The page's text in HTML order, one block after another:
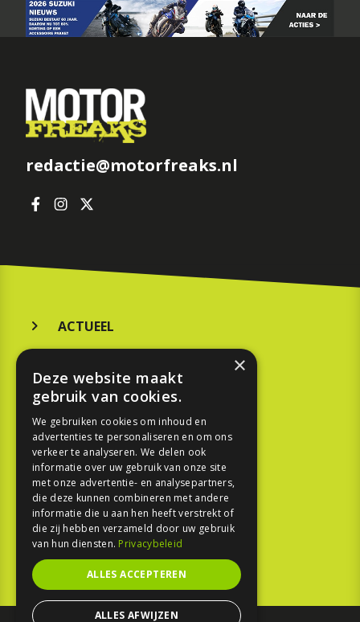
redactie@motorfreaks.nl
ACTUEEL
KOOPGIDS
TESTEN
SPORT
REPORTAGE
TOUREN
NIEUWSBRIEF
×
Deze website maakt
gebruik van cookies.
We gebruiken cookies om inhoud en
advertenties te personaliseren en om ons
verkeer te analyseren. We delen ook
informatie over uw gebruik van onze site
met onze advertentie- en analysepartners,
die deze kunnen combineren met andere
informatie die u aan hen heeft verstrekt of
die zij hebben verzameld door uw gebruik
van hun diensten. Privacybeleid
ALLES ACCEPTEREN
ALLES AFWIJZEN